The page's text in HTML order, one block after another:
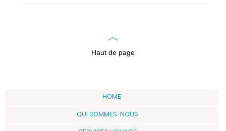
Haut de page
HOME
QUI SOMMES-NOUS